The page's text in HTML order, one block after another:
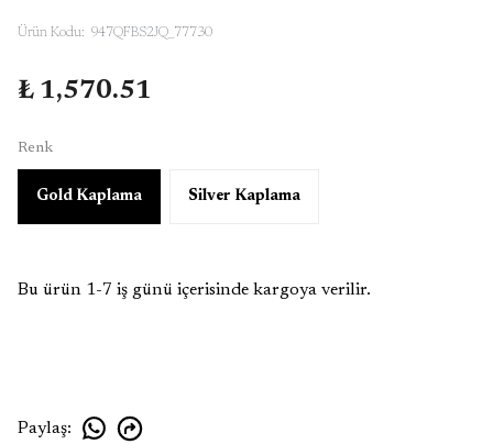
Ürün Kodu: 947QFBS2JQ_77730
₺ 1,570.51
Renk
Gold Kaplama Silver Kaplama
Bu ürün 1-7 iş günü içerisinde kargoya verilir.
Paylaş: